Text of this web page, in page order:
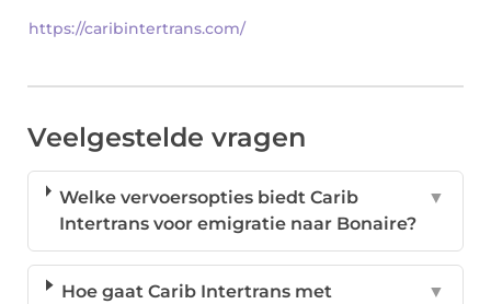
https://caribintertrans.com/
Veelgestelde vragen
Welke vervoersopties biedt Carib
Intertrans voor emigratie naar Bonaire?
▼
Hoe gaat Carib Intertrans met
▼